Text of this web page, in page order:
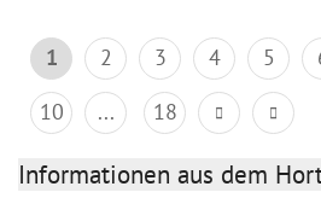
1 2 3 4 5
10
... 18
Informationen aus dem